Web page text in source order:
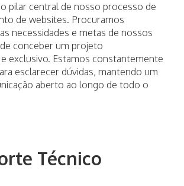
pilar central de nosso processo de
de websites. Procuramos
necessidades e metas de nossos
conceber um projeto
exclusivo. Estamos constantemente
esclarecer dúvidas, mantendo um
aberto ao longo de todo o
Técnico